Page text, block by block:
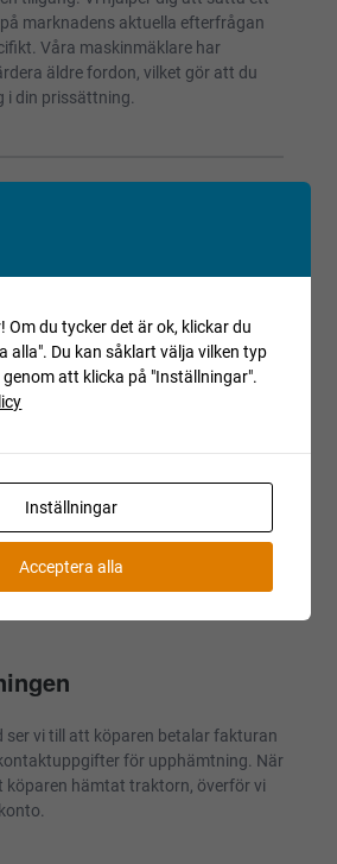
marknadens aktuella efterfrågan
Våra maskinmäklare har
äldre fordon, vilket gör att du
i din prissättning.
och försäljning
veterantraktor genom flera kanaler för
inklusive samlare och entusiaster.
process där du kan följa
7
ser vi till att köparen betalar fakturan
för upphämtning. När
köparen hämtat traktorn, överför vi
Om du tycker det är ok, klickar du
alla". Du kan såklart välja vilken typ
att klicka på "Inställningar".
Inställningar
Acceptera alla